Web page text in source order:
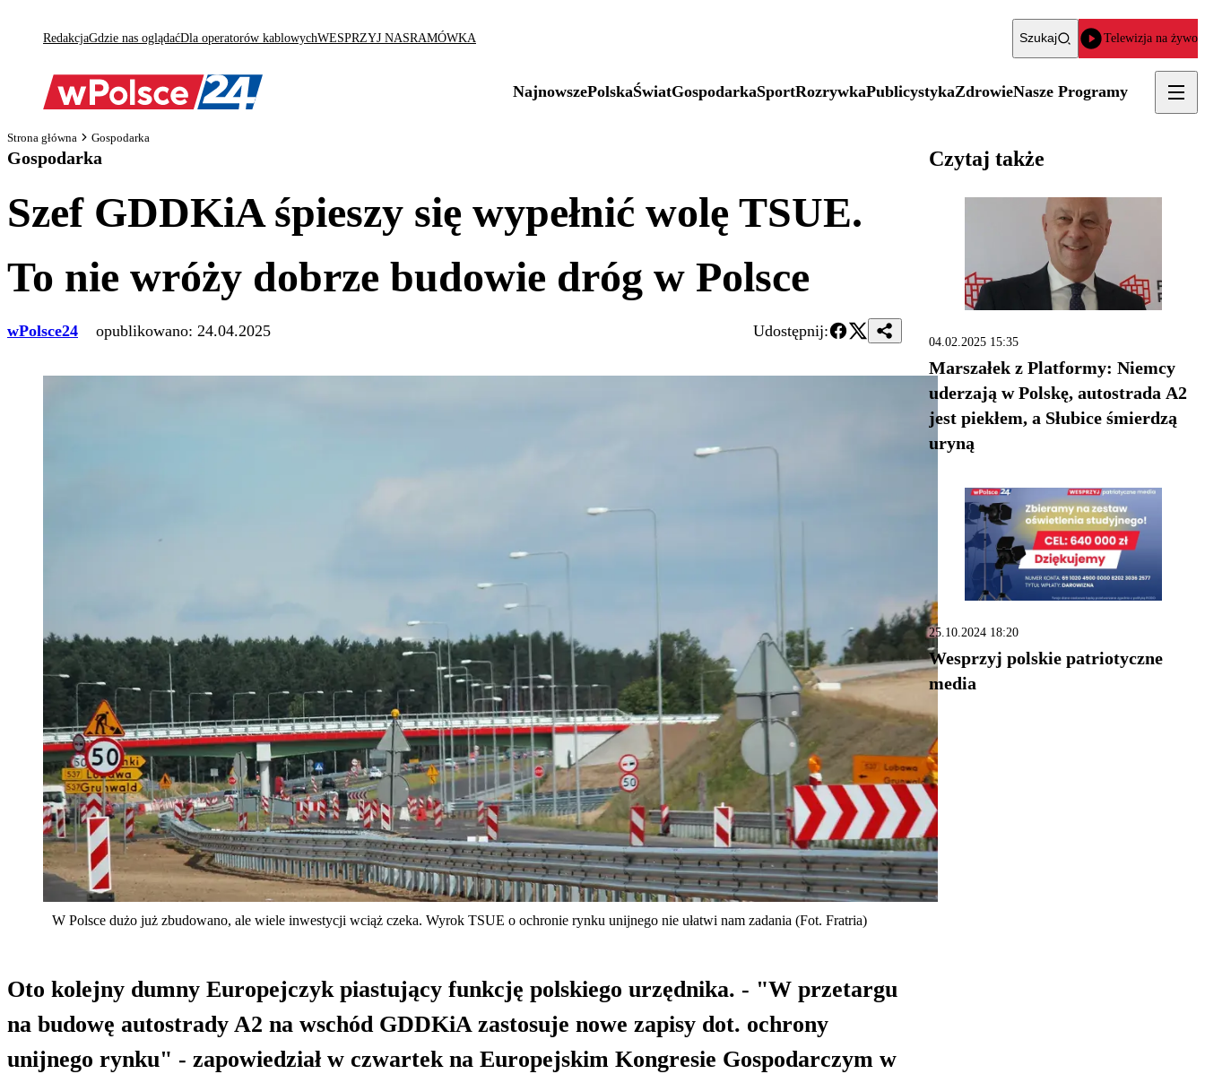
RedakcjaGdzie nas oglądaćDla operatorów kablowychWESPRZYJ NASRAMÓWKA Szukaj Telewizja na żywo
NajnowszePolskaŚwiatGospodarkaSportRozrywkaPublicystykaZdrowieNasze Programy
Strona główna Gospodarka
Gospodarka
Szef GDDKiA śpieszy się wypełnić wolę TSUE.
To nie wróży dobrze budowie dróg w Polsce
wPolsce24 opublikowano: 24.04.2025 Udostępnij:
W Polsce dużo już zbudowano, ale wiele inwestycji wciąż czeka. Wyrok TSUE o ochronie rynku unijnego nie ułatwi nam zadania (Fot. Fratria)
Oto kolejny dumny Europejczyk piastujący funkcję polskiego urzędnika. - "W przetargu
na budowę autostrady A2 na wschód GDDKiA zastosuje nowe zapisy dot. ochrony
unijnego rynku" - zapowiedział w czwartek na Europejskim Kongresie Gospodarczym w
Czytaj także
04.02.2025 15:35
Marszałek z Platformy: Niemcy
uderzają w Polskę, autostrada A2
jest piekłem, a Słubice śmierdzą
uryną
25.10.2024 18:20
Wesprzyj polskie patriotyczne
media